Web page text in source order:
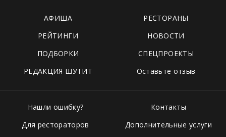
АФИША
РЕСТОРАНЫ
РЕЙТИНГИ
НОВОСТИ
ПОДБОРКИ
СПЕЦПРОЕКТЫ
РЕДАКЦИЯ ШУТИТ
Оставьте отзыв
Нашли ошибку?
Для рестораторов
Контакты
Дополнительные услуги